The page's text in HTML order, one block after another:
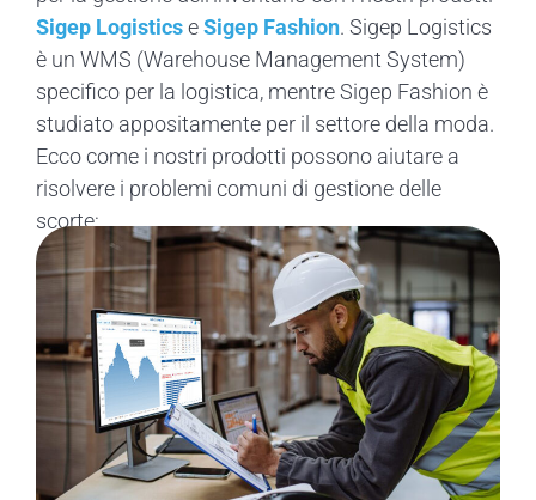
Sigep LogisticseSigep Fashion. Sigep Logistics
è un WMS (Warehouse Management System)
specifico per la logistica, mentre Sigep Fashion è
studiato appositamente per il settore della moda.
Ecco come i nostri prodotti possono aiutare a
risolvere i problemi comuni di gestione delle
scorte: